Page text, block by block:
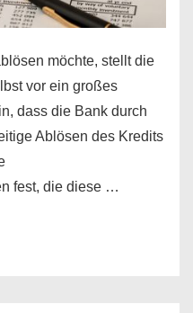
möchte, stellt die
vor ein großes
dass die Bank durch
Ablösen des Kredits
fest, die diese …